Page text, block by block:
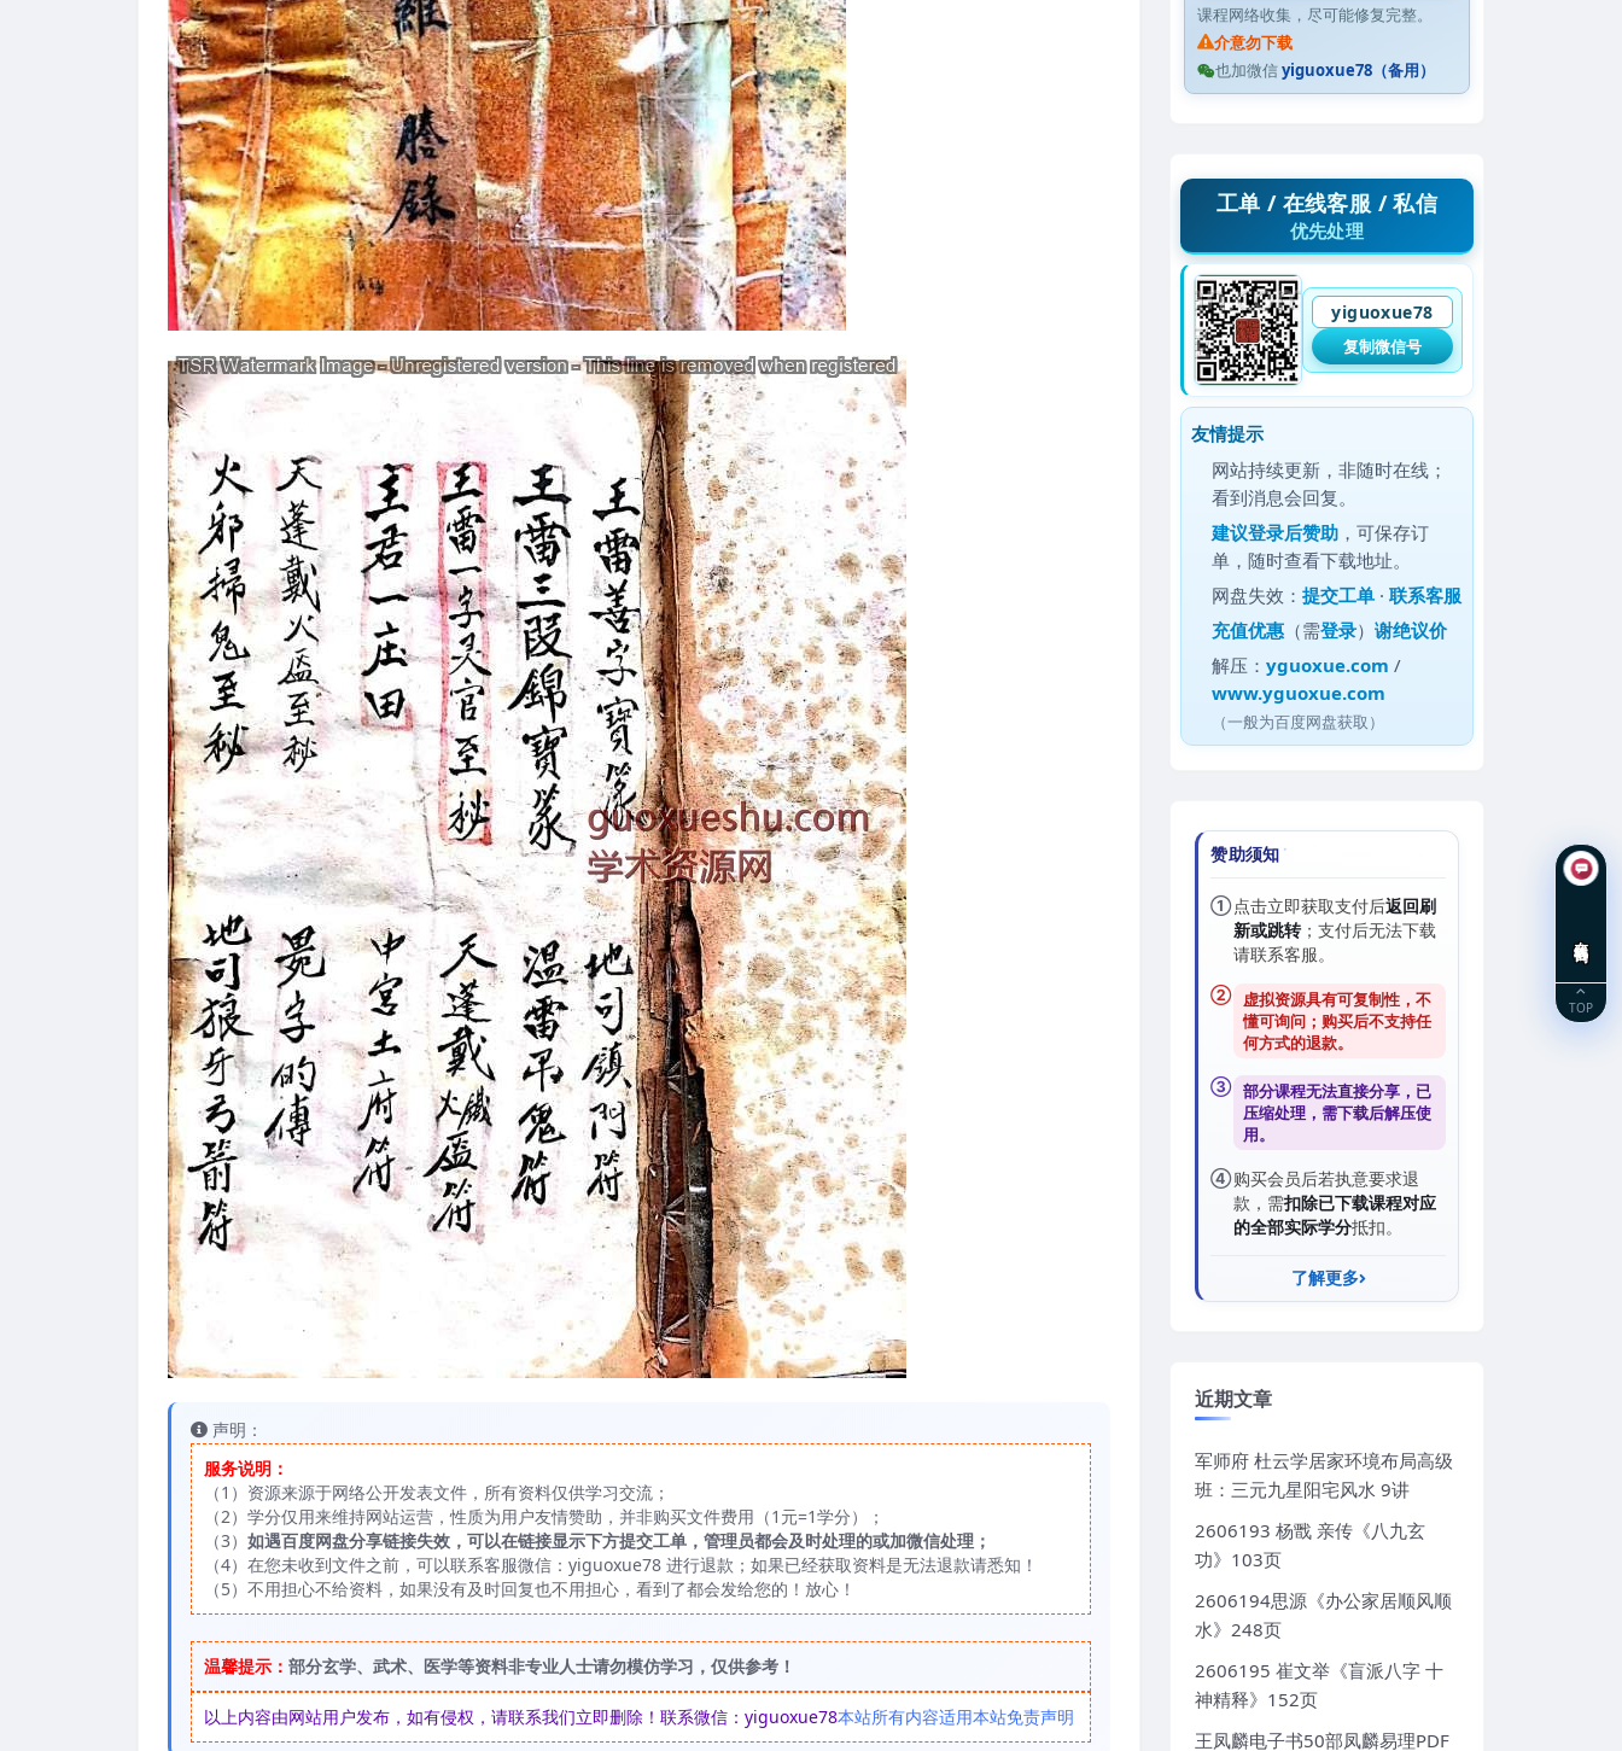
声明：
服务说明：
（1）资源来源于网络公开发表文件，所有资料仅供学习交流；
（2）学分仅用来维持网站运营，性质为用户友情赞助，并非购买文件费用（1元=1学分）；
（3） 如遇百度网盘分享链接失效，可以在链接显示下方提交工单，管理员都会及时处理的或加微信处理；
（4）在您未收到文件之前，可以联系客服微信：yiguoxue78 进行退款；如果已经获取资料是无法退款请悉知！
（5）不用担心不给资料，如果没有及时回复也不用担心，看到了都会发给您的！放心！
温馨提示： 部分玄学、武术、医学等资料非专业人士请勿模仿学习，仅供参考！
以上内容由网站用户发布，如有侵权，请联系我们立即删除！联系微信：yiguoxue78本站所有内容适用本站免责声明
课程网络收集，尽可能修复完整。
介意勿下载
也加微信yiguoxue78（备用）
工单 / 在线客服 / 私信
优先处理
yiguoxue78
复制微信号
友情提示
网站持续更新，非随时在线；
看到消息会回复。
建议登录后赞助 ，可保存订
单，随时查看下载地址。
网盘失效：提交工单 ·联系客服
充值优惠 （需登录）谢绝议价
解压：yguoxue.com /
www.yguoxue.com
（一般为百度网盘获取）
赞助须知
①点击立即获取支付后返回刷
新或跳转；支付后无法下载
请联系客服。
②
虚拟资源具有可复制性，不
懂可询问；购买后不支持任
何方式的退款。
③ 部分课程无法直接分享，已
压缩处理，需下载后解压使
用。
④购买会员后若执意要求退
款，需扣除已下载课程对应
的全部实际学分抵扣。
了解更多
近期文章
军师府 杜云学居家环境布局高级
班：三元九星阳宅风水 9讲
2606193 杨戬 亲传《八九玄
功》103页
2606194思源《办公家居顺风顺
水》248页
2606195 崔文举《盲派八字 十
神精释》152页
王凤麟电子书50部凤麟易理PDF
TOP